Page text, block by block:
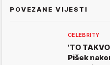
POVEZANE VIJESTI
CELEBRITY
'TO
Pišek